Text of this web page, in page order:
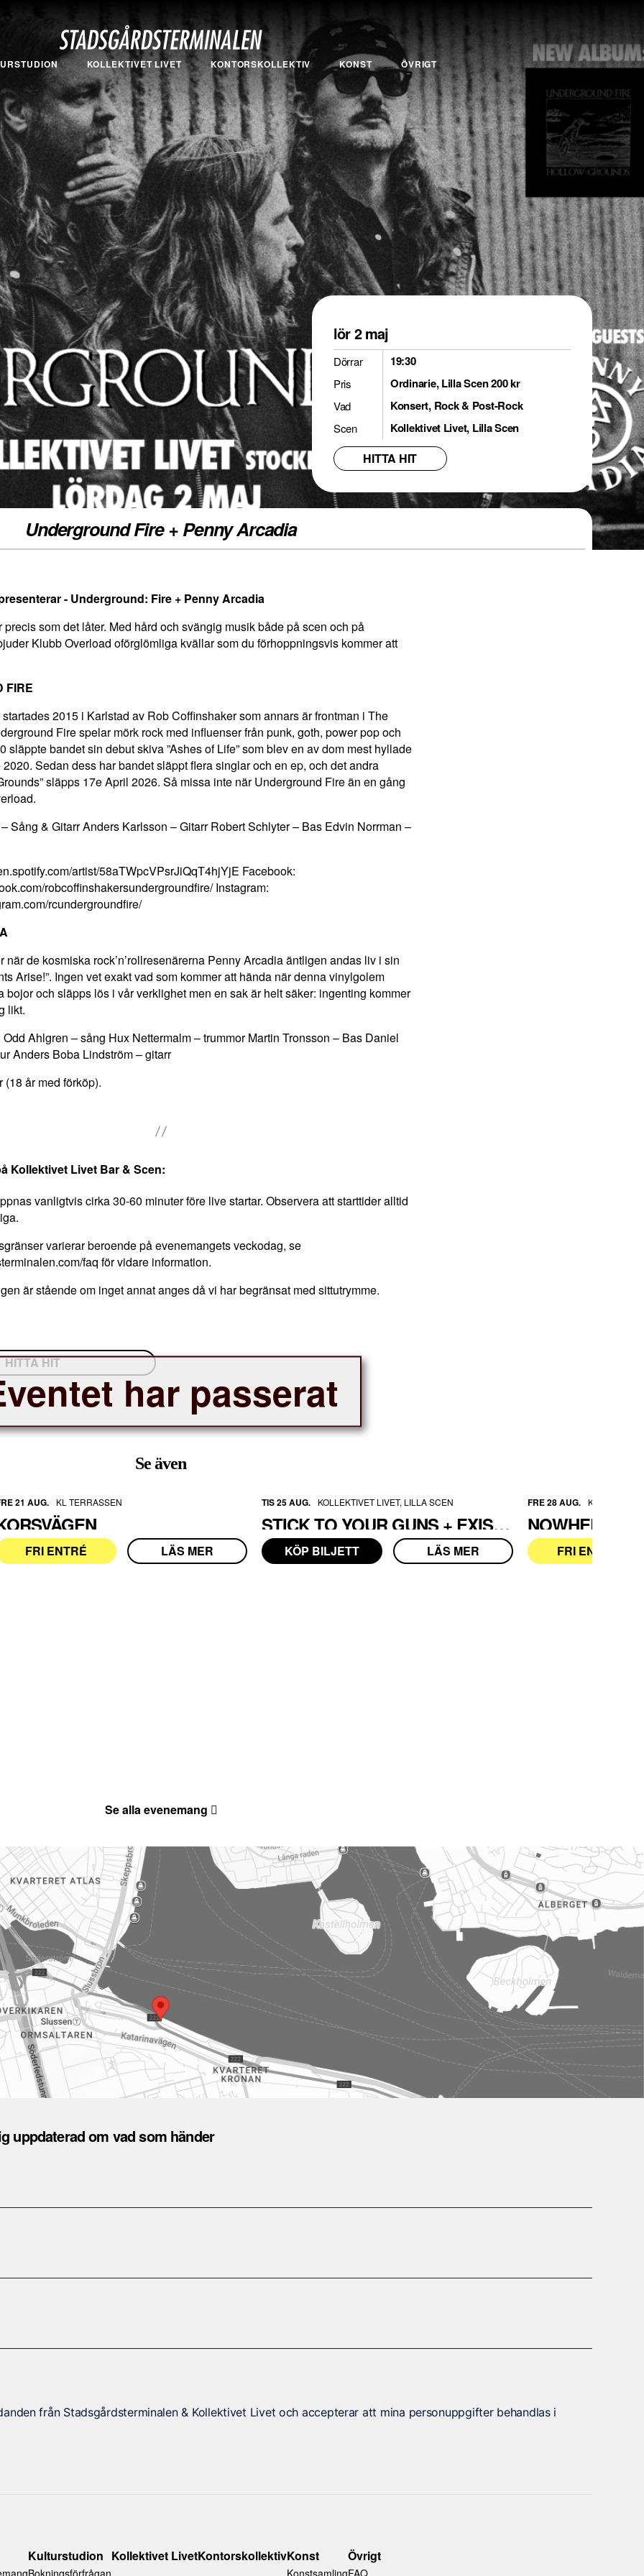
KOLLEKTIVET LIVET KONTORSKOLLEKTIV KONST ÖVRIGT
Underground Fire + Penny Arcadia
lör 2 maj
Dörrar 19:30
Pris Ordinarie, Lilla Scen 200 kr
Vad Konsert, Rock & Post-Rock
Scen Kollektivet Livet, Lilla Scen
HITTA HIT
har passerat
- Underground: Fire + Penny Arcadia
precis som det låter. Med hård och svängig musik både på scen och på
Klubb Overload oförglömliga kvällar som du förhoppningsvis kommer att
FIRE
2015 i Karlstad av Rob Coffinshaker som annars är frontman i The
Fire spelar mörk rock med influenser från punk, goth, power pop och
släppte bandet sin debut skiva ”Ashes of Life” som blev en av dom mest hyllade
Sedan dess har bandet släppt flera singlar och en ep, och det andra
släpps 17e April 2026. Så missa inte när Underground Fire än en gång
Sång & Gitarr Anders Karlsson – Gitarr Robert Schlyter – Bas Edvin Norrman –
artist/58aTWpcVPsrJiQqT4hjYjE Facebook:
robcoffinshakersundergroundfire/Instagram:
rcundergroundfire/
när de kosmiska rock’n’rollresenärerna Penny Arcadia äntligen andas liv i sin
Arise!”. Ingen vet exakt vad som kommer att hända när denna vinylgolem
bojor och släpps lös i vår verklighet men en sak är helt säker: ingenting kommer
likt.
Ahlgren – sång Hux Nettermalm – trummor Martin Tronsson – Bas Daniel
Anders Boba Lindström – gitarr
år med förköp).
Kollektivet Livet Bar & Scen:
vanligtvis cirka 30-60 minuter före live startar. Observera att starttider alltid
varierar beroende på evenemangets veckodag, se
faq för vidare information.
är stående om inget annat anges då vi har begränsat med sittutrymme.
HITTA HIT
Se även
21 AUG. KL TERRASSEN
FRI ENTRÉ LÄS MER
TIS 25 AUG. KOLLEKTIVET LIVET, LILLA SCEN
STICK TO YOUR GUNS + EXISTENCE
KÖP BILJETT LÄS MER
FRE 28 AUG. KL
FRI ENTRÉ
Se alla evenemang
uppdaterad om vad som händer
från Stadsgårdsterminalen & Kollektivet Livet och accepterar att mina personuppgifter behandlas i
Kulturstudion Kollektivet LivetKontorskollektivKonst Övrigt